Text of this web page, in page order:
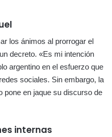
los ánimos al prorrogar el
decreto. «Es mi intención
argentino en el esfuerzo que
sociales. Sin embargo, la
pone en jaque su discurso de
internas